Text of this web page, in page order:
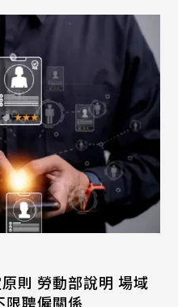
則 勞動部說明 場域
限聘僱關係